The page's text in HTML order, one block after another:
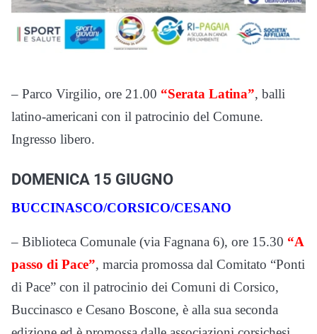
– Parco Virgilio, ore 21.00 “Serata Latina”, balli
latino-americani con il patrocinio del Comune.
Ingresso libero.
DOMENICA 15 GIUGNO
BUCCINASCO/CORSICO/CESANO
– Biblioteca Comunale (via Fagnana 6), ore 15.30 “A
passo di Pace”, marcia promossa dal Comitato “Ponti
di Pace” con il patrocinio dei Comuni di Corsico,
Buccinasco e Cesano Boscone, è alla sua seconda